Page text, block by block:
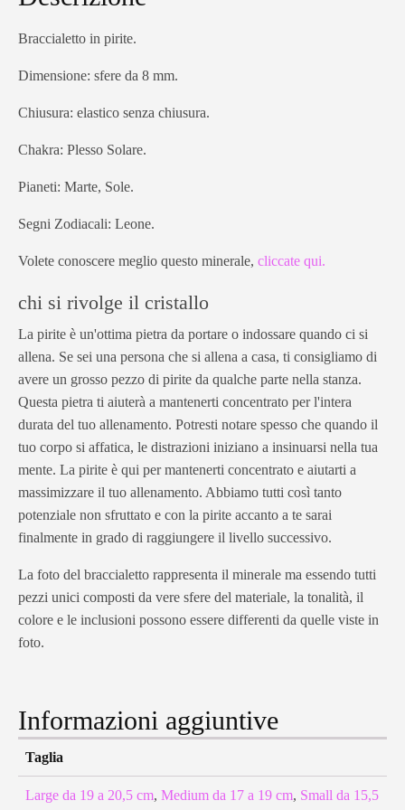
Braccialetto in pirite.
Dimensione: sfere da 8 mm.
Chiusura: elastico senza chiusura.
Chakra: Plesso Solare.
Pianeti: Marte, Sole.
Segni Zodiacali: Leone.
Volete conoscere meglio questo minerale, cliccate qui.
chi si rivolge il cristallo
La pirite è un'ottima pietra da portare o indossare quando ci si
allena. Se sei una persona che si allena a casa, ti consigliamo di
avere un grosso pezzo di pirite da qualche parte nella stanza.
Questa pietra ti aiuterà a mantenerti concentrato per l'intera
durata del tuo allenamento. Potresti notare spesso che quando il
tuo corpo si affatica, le distrazioni iniziano a insinuarsi nella tua
mente. La pirite è qui per mantenerti concentrato e aiutarti a
massimizzare il tuo allenamento. Abbiamo tutti così tanto
potenziale non sfruttato e con la pirite accanto a te sarai
finalmente in grado di raggiungere il livello successivo.
La foto del braccialetto rappresenta il minerale ma essendo tutti
pezzi unici composti da vere sfere del materiale, la tonalità, il
colore e le inclusioni possono essere differenti da quelle viste in
foto.
Informazioni aggiuntive
Taglia
Large da 19 a 20,5 cm, Medium da 17 a 19 cm, Small da 15,5